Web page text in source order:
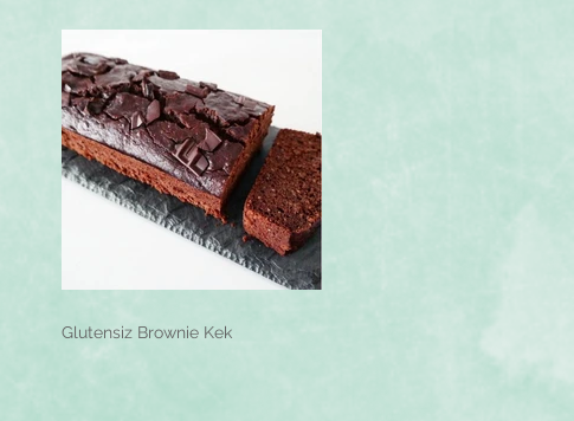
Glutensiz Brownie Kek